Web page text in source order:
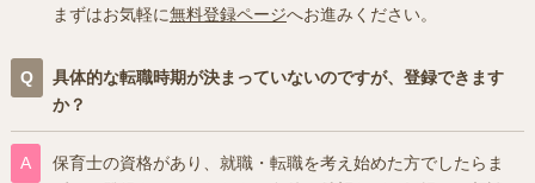
まずはお気軽に無料登録ページへお進みください。
具体的な転職時期が決まっていないのですが、登録できます
か？
保育士の資格があり、就職・転職を考え始めた方でしたらま